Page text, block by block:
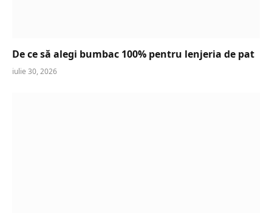
De ce să alegi bumbac 100% pentru lenjeria de pat
iulie 30, 2026